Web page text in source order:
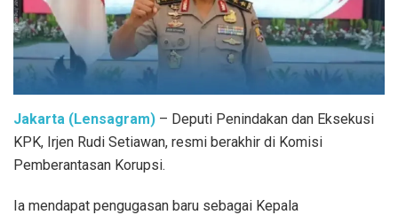
Jakarta (Lensagram) – Deputi Penindakan dan Eksekusi
KPK, Irjen Rudi Setiawan, resmi berakhir di Komisi
Pemberantasan Korupsi.
Ia mendapat pengugasan baru sebagai Kepala